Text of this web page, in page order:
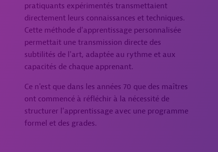
pratiquants expérimentés transmettaient
directement leurs connaissances et techniques.
Cette méthode d'apprentissage personnalisée
permettait une transmission directe des
subtilités de l'art, adaptée au rythme et aux
capacités de chaque apprenant.
Ce n'est que dans les années 70 que des maîtres
ont commencé à réfléchir à la nécessité de
structurer l'apprentissage avec une programme
formel et des grades.